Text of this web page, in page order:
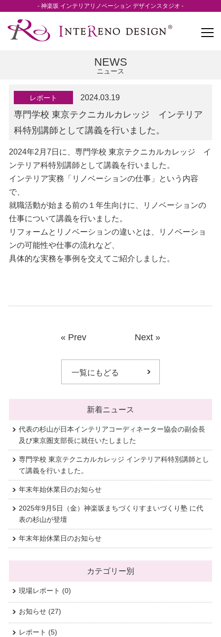
- 神楽坂 インテリアリノベーション デザインスタジオ -
NEWS
ニュース
レポート 2024.03.19
専門学校 東京テクニカルカレッジ インテリア
科特別講師として講義を行いました。
2024年2月7日に、 専門学校 東京テクニカルカレッジ イ
ンテリア科特別講師として講義を行いました。
インテリア実務「リノベーションの仕事」という内容
で、
就職活動が始まる前の１年生向けに、リノベーションの
仕事について講義を行いました。
リフォームとリノベーションの違いとは、リノベーショ
ンの可能性や仕事の流れなど、
具体的な実務を事例を交えてご紹介しました。
« Prev Next »
一覧にもどる
新着ニュース
代表の杉山が日本インテリアコーディネーター協会の副会長
及び東京圏支部長に就任いたしました
専門学校 東京テクニカルカレッジ インテリア科特別講師とし
て講義を行いました。
年末年始休業日のお知らせ
2025年9月5日（金）神楽坂まちづくりすまいづくり塾 に代
表の杉山が登壇
年末年始休業日のお知らせ
カテゴリー別
現場レポート (0)
お知らせ(27)
レポート (5)